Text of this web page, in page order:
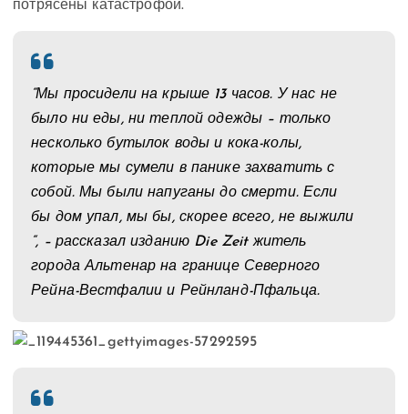
потрясены катастрофой.
“Мы просидели на крыше 13 часов. У нас не
было ни еды, ни теплой одежды – только
несколько бутылок воды и кока-колы,
которые мы сумели в панике захватить с
собой. Мы были напуганы до смерти. Если
бы дом упал, мы бы, скорее всего, не выжили
“, – рассказал изданию Die Zeit житель
города Альтенар на границе Северного
Рейна-Вестфалии и Рейнланд-Пфальца.